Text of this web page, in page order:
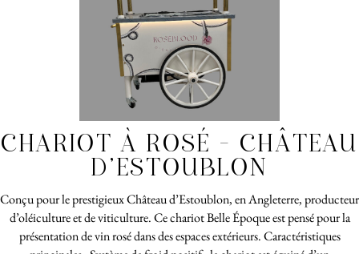
CHARIOT À ROSÉ – CHÂTEAU
D’ESTOUBLON
Conçu pour le prestigieux Château d’Estoublon, en Angleterre, producteur
d’oléiculture et de viticulture. Ce chariot Belle Époque est pensé pour la
présentation de vin rosé dans des espaces extérieurs. Caractéristiques